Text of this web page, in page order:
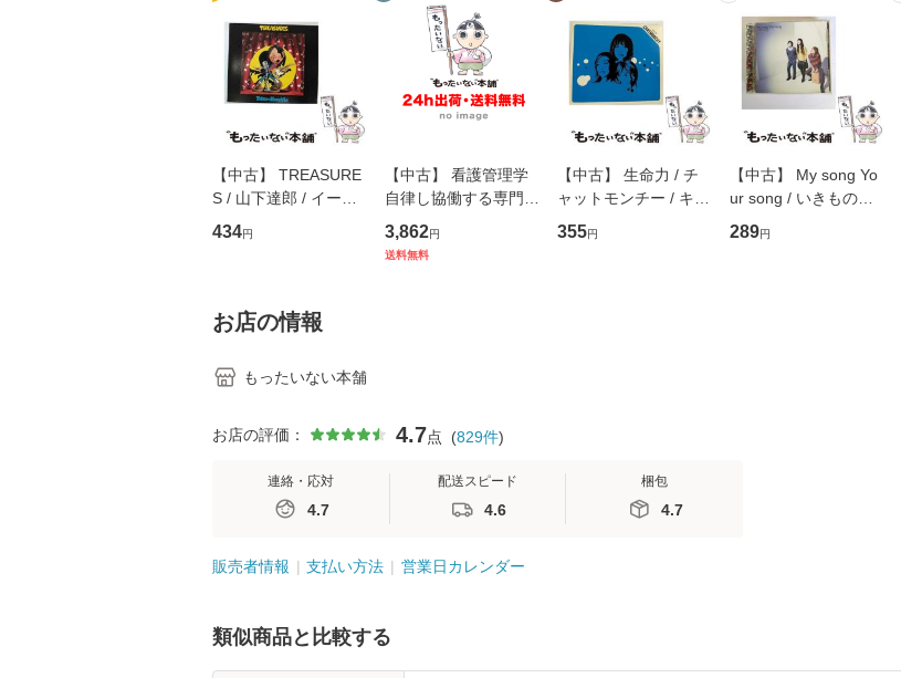
【中古】 TREASURE
S / 山下達郎 / イース
トウエスト・ジャパン
[CD]【メール便送料無
434円
【中古】 看護管理学
自律し協働する専門職
の看護マネジメントス
キル 改訂第3版 (看護
3,862円
送料無料
【中古】 生命力 / チ
ャットモンチー / キュ
ーンレコード [CD]
【メール便送料無料】
355円
【中古】 My song Yo
ur song / いきものが
かり / [CD]【メール便
送料無料】
289円
お店の情報
もったいない本舗
お店の評価： 4.7点 (829件)
連絡・応対
4.7
配送スピード
4.6
梱包
4.7
販売者情報 支払い方法 営業日カレンダー
類似商品と比較する